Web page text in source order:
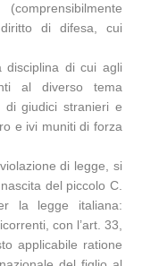
di difesa, cui
disciplina di cui agli
al diverso tema
di giudici stranieri e
e ivi muniti di forza
di legge, si
del piccolo C.
la legge italiana:
con l’art. 33,
applicabile ratione